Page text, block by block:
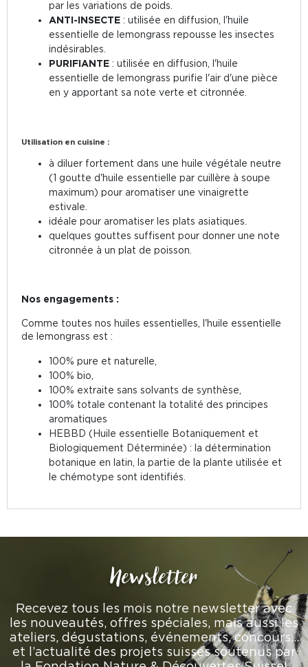
par les variations de poids.
ANTI-INSECTE : utilisée en diffusion, l'huile
essentielle de lemongrass repousse les insectes
indésirables.
PURIFIANTE : utilisée en diffusion, l'huile
essentielle de lemongrass purifie l'air d'une pièce
en y apportant sa note verte et citronnée.
Utilisation en cuisine :
à diluer fortement dans une huile végétale neutre
(1 goutte d'huile essentielle par cuillère à soupe
maximum) pour aromatiser une vinaigrette
estivale.
idéale pour aromatiser les plats asiatiques.
quelques gouttes suffisent pour donner une note
citronnée à un plat de poisson.
Nos engagements :
Comme toutes nos huiles essentielles, l'huile essentielle
de lemongrass est :
100% pure et naturelle,
100% bio,
100% extraite sans solvants de synthèse,
100% totale contenant la totalité des principes
aromatiques
HEBBD (Huile essentielle Botaniquement et
Biologiquement Déterminée) : la détermination
botanique en latin, la partie de la plante utilisée et
le chémotype sont identifiés.
Newsletter
Recevez tous les mois notre newsletter avec
les nouveautés, offres spéciales, mais aussi les
ateliers, dégustations, événements, concours…
et l’actualité des projets suisses soutenus par